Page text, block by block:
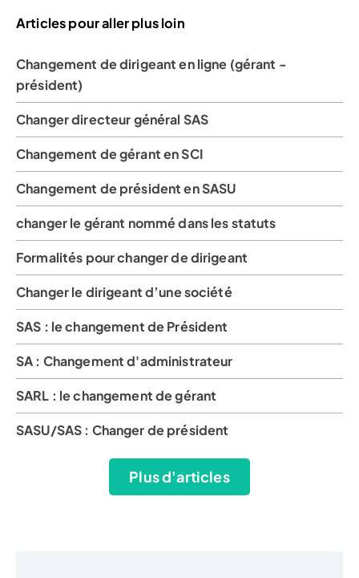
Articles pour aller plus loin
Changement de dirigeant en ligne (gérant -
président)
Changer directeur général SAS
Changement de gérant en SCI
Changement de président en SASU
changer le gérant nommé dans les statuts
Formalités pour changer de dirigeant
Changer le dirigeant d’une société
SAS : le changement de Président
SA : Changement d'administrateur
SARL : le changement de gérant
SASU/SAS : Changer de président
Plus d'articles